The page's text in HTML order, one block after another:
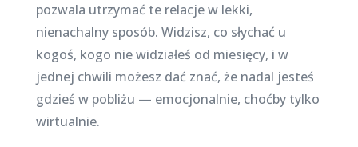
pozwala utrzymać te relacje w lekki,
nienachalny sposób. Widzisz, co słychać u
kogoś, kogo nie widziałeś od miesięcy, i w
jednej chwili możesz dać znać, że nadal jesteś
gdzieś w pobliżu — emocjonalnie, choćby tylko
wirtualnie.